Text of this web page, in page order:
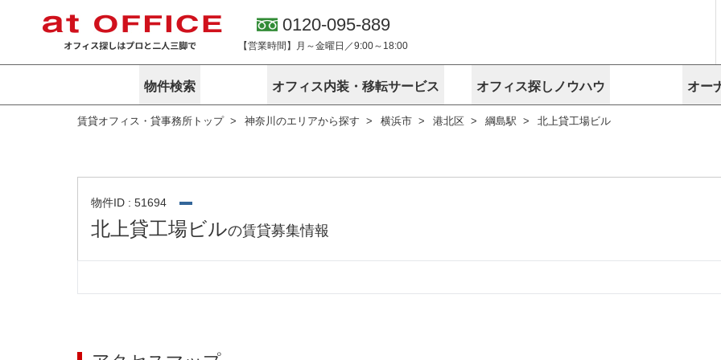
0120-095-889
【営業時間】月～金曜日／9:00～18:00
物件検索
東京
路線から探す
こだわりから探す
賃料相場を参考に探す
地図から探す
居抜き物件特集
神奈川
路線から探す
地図から探す
神奈川のクリニックを探す
埼玉
路線から探す
埼玉のクリニックを探す
路線から探
千葉のクリ
オフィス内装・移転サービス
サービス内容
オフィス探しノウハウ
オフィス探しノウハウ
アットオフィスが選ばれる理由
無料ダウンロード オフィス移転に関するお役立ちコンテンツ
オー
空室
に
物件掲載依頼
企業情報
オフィス紹介
賃貸オフィス・貸事務所トップ 神奈川のエリアから探す 横浜市 港北区 綱島駅 北上貸工場ビル
物件ID : 51694
北上貸工場ビルの賃貸募集情報